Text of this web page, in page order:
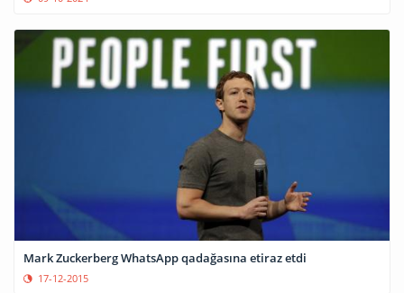
Mark Zuckerberg WhatsApp qadağasına etiraz etdi
17-12-2015